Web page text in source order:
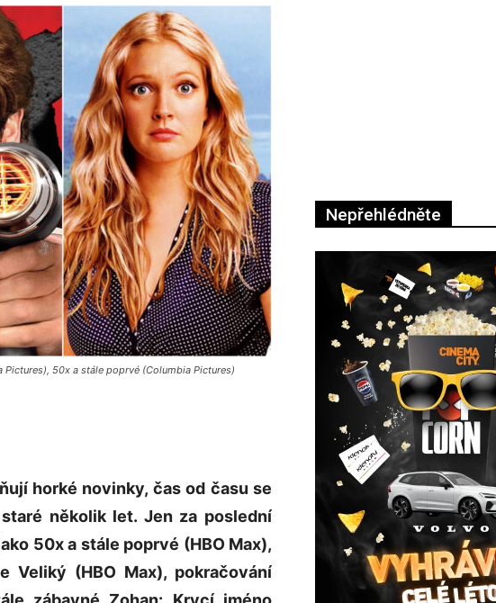
50x a stále poprvé (Columbia Pictures)
horké novinky, čas od času se
několik let. Jen za poslední
50x a stále poprvé (HBO Max),
Veliký (HBO Max), pokračování
Nepřehlédněte